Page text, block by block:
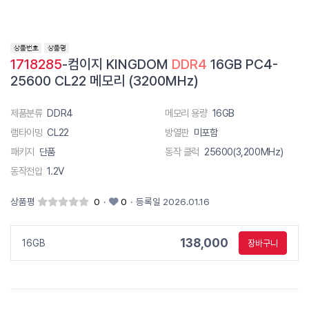
1718285-컴이지 KINGDOM DDR4 16GB PC4-
25600 CL22 메모리 (3200MHz)
제품분류 DDR4 메모리 용량 16GB
램타이밍 CL22 방열판 미포함
패키지 단품 동작 클럭 25600(3,200MHz)
동작전압 1.2V
상품평 0 · 0 · 등록일 2026.01.16
16GB 138,000 장바구니